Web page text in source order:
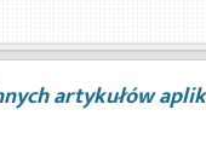
artykułów